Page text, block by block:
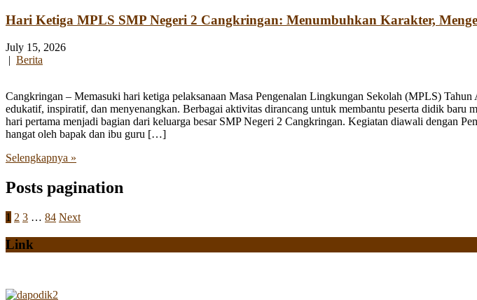
Hari Ketiga MPLS SMP Negeri 2 Cangkringan: Menumbuhkan Karakter,
July 15, 2026
| Berita
Cangkringan – Memasuki hari ketiga pelaksanaan Masa Pengenalan Lingkungan Sekolah (MPLS)
edukatif, inspiratif, dan menyenangkan. Berbagai aktivitas dirancang untuk membantu peserta didik baru
hari pertama menjadi bagian dari keluarga besar SMP Negeri 2 Cangkringan. Kegiatan diawali dengan
hangat oleh bapak dan ibu guru […]
Selengkapnya »
Posts pagination
1 2 3 … 84 Next
Link